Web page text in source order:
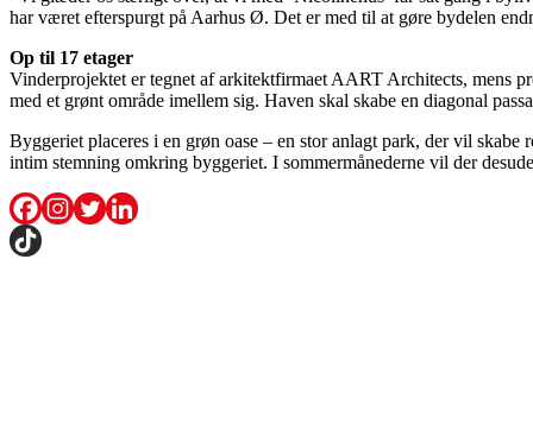
har været efterspurgt på Aarhus Ø. Det er med til at gøre bydelen
Op til 17 etager
Vinderprojektet er tegnet af arkitektfirmaet AART Architects, mens
med et grønt område imellem sig. Haven skal skabe en diagonal
Byggeriet placeres i en grøn oase – en stor anlagt park, der vil
intim stemning omkring byggeriet. I sommermånederne vil der